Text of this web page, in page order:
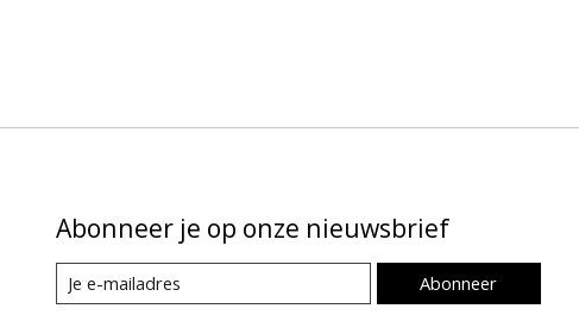
Abonneer je op onze nieuwsbrief
Abonneer